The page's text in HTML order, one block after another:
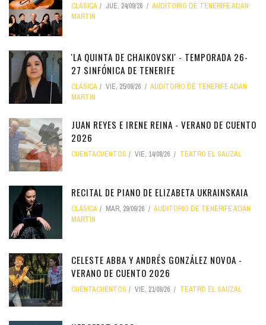
CLÁSICA JUE, 24/09/26
AUDITORIO DE TENERIFE ADÁN
MARTÍN
'LA QUINTA DE CHAIKOVSKI' - TEMPORADA 26-
27 SINFÓNICA DE TENERIFE
CLÁSICA VIE, 25/09/26
AUDITORIO DE TENERIFE ADÁN
MARTÍN
JUAN REYES E IRENE REINA - VERANO DE CUENTO
2026
CUENTACUENTOS VIE, 14/08/26 TEATRO EL SAUZAL
RECITAL DE PIANO DE ELIZABETA UKRAINSKAIA
CLÁSICA MAR, 29/09/26
AUDITORIO DE TENERIFE ADÁN
MARTÍN
CELESTE ABBA Y ANDRÉS GONZÁLEZ NOVOA -
VERANO DE CUENTO 2026
CUENTACUENTOS VIE, 21/08/26 TEATRO EL SAUZAL